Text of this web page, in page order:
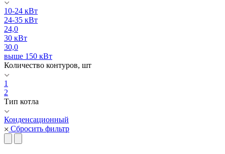
10-24 кВт
24-35 кВт
24,0
30 кВт
30,0
выше 150 кВт
Количество контуров, шт
1
2
Тип котла
Конденсационный
Сбросить фильтр